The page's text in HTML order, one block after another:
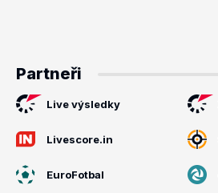
Partneři
Live výsledky
Livescore.in
EuroFotbal